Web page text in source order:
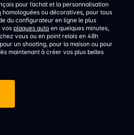
pour l’achat et la personnalisation
homologuées ou décoratives, pour tous
du configurateur en ligne le plus
vos plaques auto en quelques minutes,
vous ou en point relais en 48h
un shooting, pour la maison ou pour
maintenant à créer vos plus belles